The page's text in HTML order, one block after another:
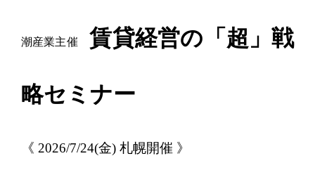
潮産業主催 賃貸経営の「超」戦
略セミナー
《 2026/7/24(金) 札幌開催 》